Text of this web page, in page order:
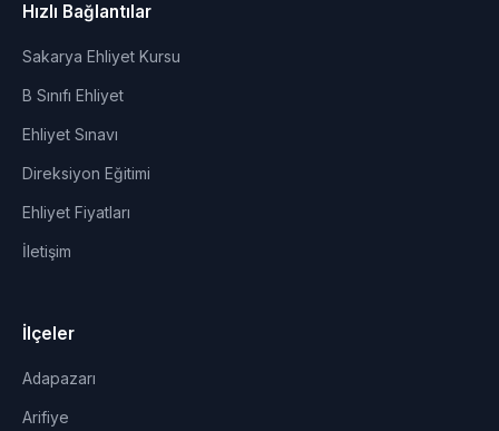
Hızlı Bağlantılar
Sakarya Ehliyet Kursu
B Sınıfı Ehliyet
Ehliyet Sınavı
Direksiyon Eğitimi
Ehliyet Fiyatları
İletişim
İlçeler
Adapazarı
Arifiye